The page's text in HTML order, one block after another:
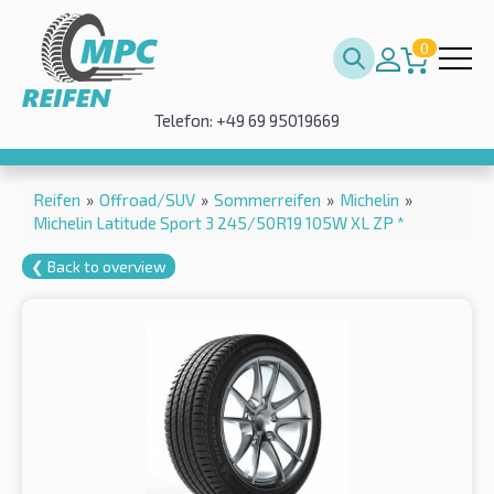
0
Telefon: +49 69 95019669
Reifen » Offroad/SUV » Sommerreifen » Michelin »
Michelin Latitude Sport 3 245/50R19 105W XL ZP *
❮ Back to overview